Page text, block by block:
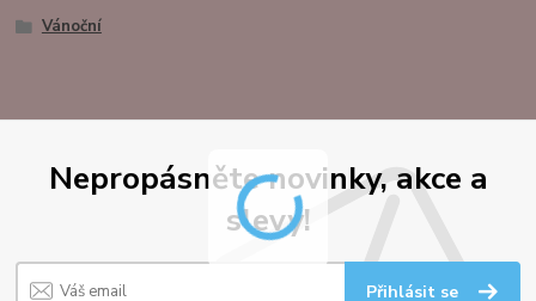
Vánoční
Nepropásněte novinky, akce a
slevy!
Přihlásit se